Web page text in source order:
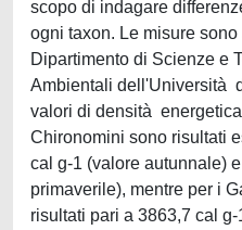
scopo di indagare
ogni taxon. Le misure sono
Dipartimento di Scienze e
Ambientali dell'Università
valori di densità energetica
Chironomini sono risultati
cal g-1 (valore autunnale)
primaverile), mentre per i
risultati pari a 3863,7 cal